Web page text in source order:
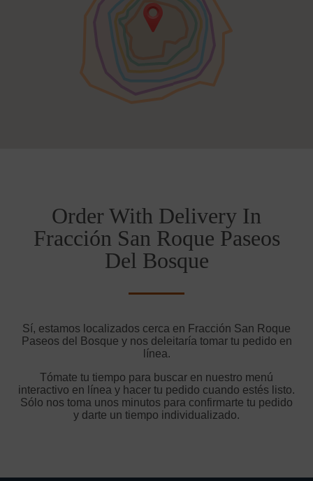
Order With Delivery In
Fracción San Roque Paseos
Del Bosque
Sí, estamos localizados cerca en Fracción San Roque
Paseos del Bosque y nos deleitaría tomar tu pedido en
línea.
Tómate tu tiempo para buscar en nuestro menú
interactivo en línea y hacer tu pedido cuando estés listo.
Sólo nos toma unos minutos para confirmarte tu pedido
y darte un tiempo individualizado.